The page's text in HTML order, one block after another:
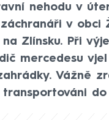
nehodu v
v obci
Zlínsku. Při
mercedesu
Vážně
do